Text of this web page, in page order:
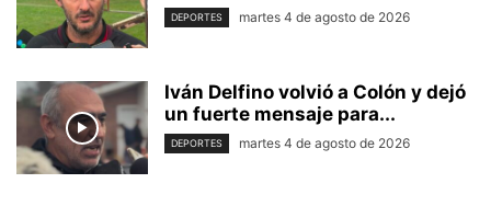
DEPORTES martes 4 de agosto de 2026
Iván Delfino volvió a Colón y dejó
un fuerte mensaje para...
DEPORTES martes 4 de agosto de 2026